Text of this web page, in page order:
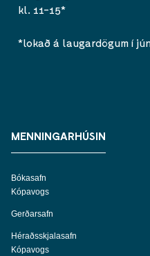
kl. 11-15*
*lokað á laugardögum í
MENNINGARHÚSIN
Bókasafn
Kópavogs
Gerðarsafn
Héraðsskjalasafn
Kópavogs